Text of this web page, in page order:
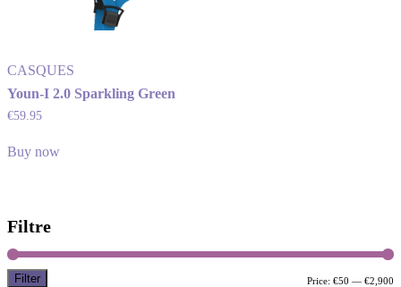
CASQUES
Youn-I 2.0 Sparkling Green
€59.95
Buy now
Filtre
Filter Price: €50 — €2,900